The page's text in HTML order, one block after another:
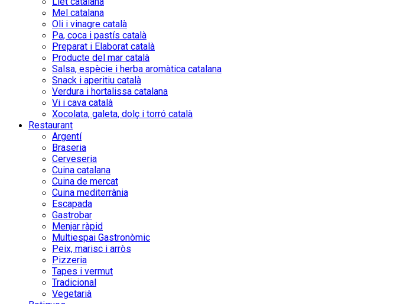
Mel catalana
Oli i vinagre català
Pa, coca i pastís català
Preparat i Elaborat català
Producte del mar català
Salsa, espècie i herba aromàtica catalana
Snack i aperitiu català
Verdura i hortalissa catalana
Vi i cava català
Xocolata, galeta, dolç i torró català
Restaurant
Argentí
Braseria
Cerveseria
Cuina catalana
Cuina de mercat
Cuina mediterrània
Escapada
Gastrobar
Menjar ràpid
Multiespai Gastronòmic
Peix, marisc i arròs
Pizzeria
Tapes i vermut
Tradicional
Vegetarià